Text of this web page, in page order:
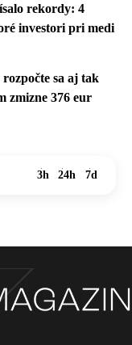
rekordy: 4
investori pri medi
sa aj tak
zmizne 376 eur
3h 24h 7d